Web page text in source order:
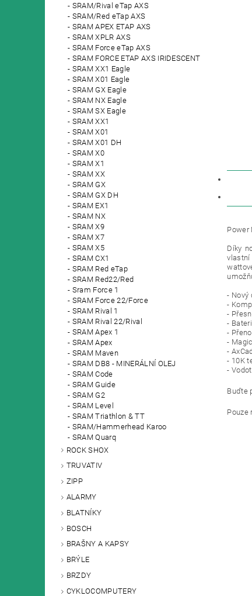
SRAM/Rival eTap AXS
SRAM/Red eTap AXS
SRAM APEX ETAP AXS
SRAM XPLR AXS
SRAM Force eTap AXS
SRAM FORCE ETAP AXS IRIDESCENT
SRAM XX1 Eagle
SRAM X01 Eagle
SRAM GX Eagle
SRAM NX Eagle
SRAM SX Eagle
SRAM XX1
SRAM X01
SRAM X01 DH
SRAM X0
SRAM X1
SRAM XX
SRAM GX
SRAM GX DH
SRAM EX1
SRAM NX
SRAM X9
SRAM X7
SRAM X5
SRAM CX1
SRAM Red eTap
SRAM Red22/Red
Sram Force 1
SRAM Force 22/Force
SRAM Rival 1
SRAM Rival 22/Rival
SRAM Apex 1
SRAM Apex
SRAM Maven
SRAM DB8 - MINERÁLNÍ OLEJ
SRAM Code
SRAM Guide
SRAM G2
SRAM Level
SRAM Triathlon & TT
SRAM/Hammerhead Karoo
SRAM Quarq
ROCK SHOX
TRUVATIV
ZIPP
ALARMY
BLATNÍKY
BOSCH
BRAŠNY A KAPSY
BRÝLE
BRZDY
CYKLOCOMPUTERY
Power
Díky
vlastní
- Nový
-
-
-
-
-
-
- 10K
-
Buďte
Pouze